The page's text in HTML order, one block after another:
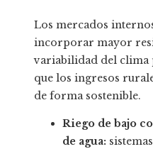
Los mercados
incorporar mayor
variabilidad del clima
que los ingresos
de forma sostenible.
Riego de bajo
de agua: